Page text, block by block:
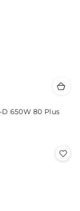
D 650W 80 Plus